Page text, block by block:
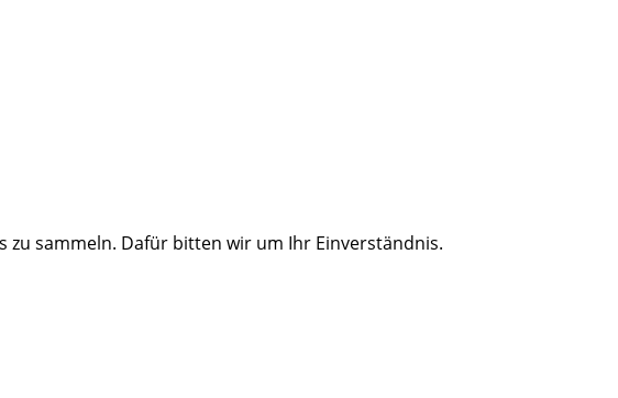
sammeln. Dafür bitten wir um Ihr Einverständnis.